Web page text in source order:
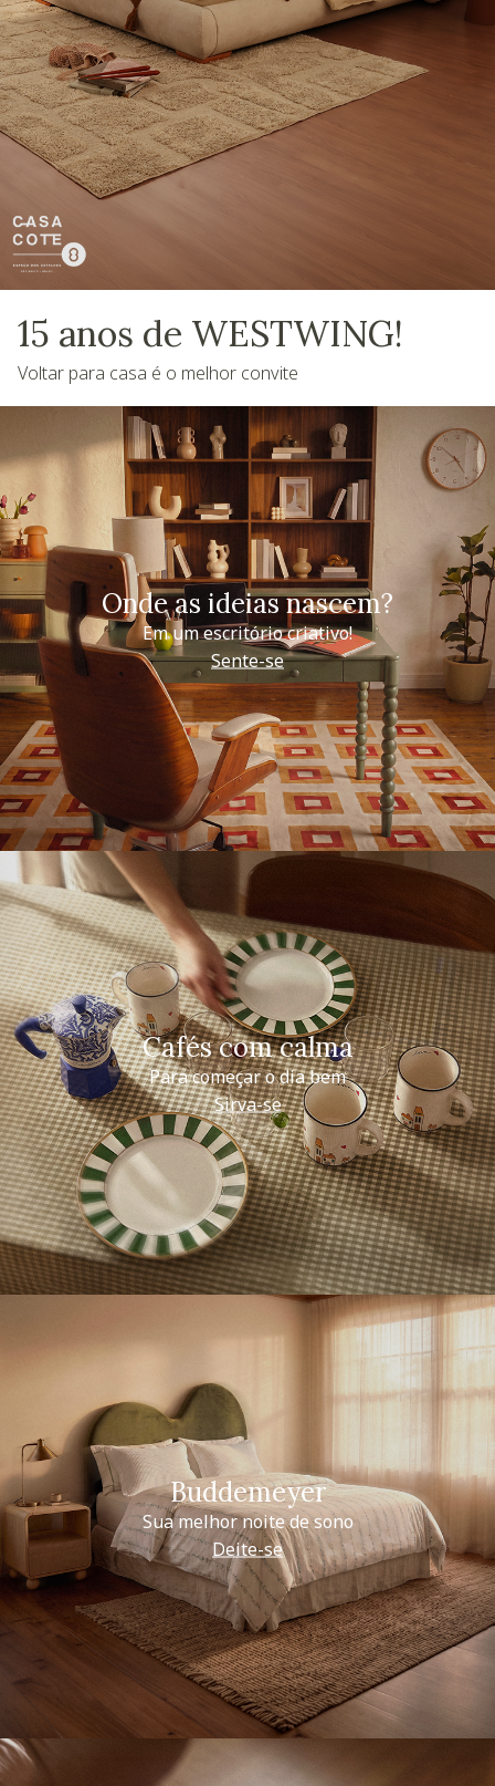
15 anos de WESTWING!
Voltar para casa é o melhor convite
Onde as ideias nascem?
Em um escritório criativo!
Sente-se
Cafés com calma
Para começar o dia bem
Sirva-se
Buddemeyer
Sua melhor noite de sono
Deite-se